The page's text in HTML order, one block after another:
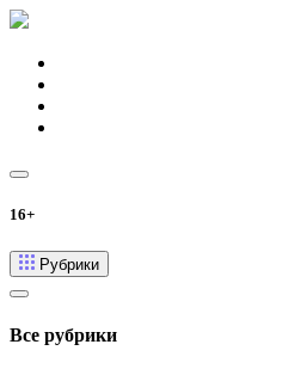
16+
Рубрики
Все рубрики